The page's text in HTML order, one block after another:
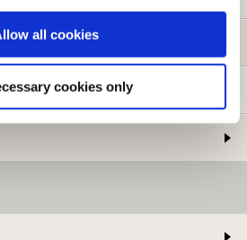
all cookies
cookies only